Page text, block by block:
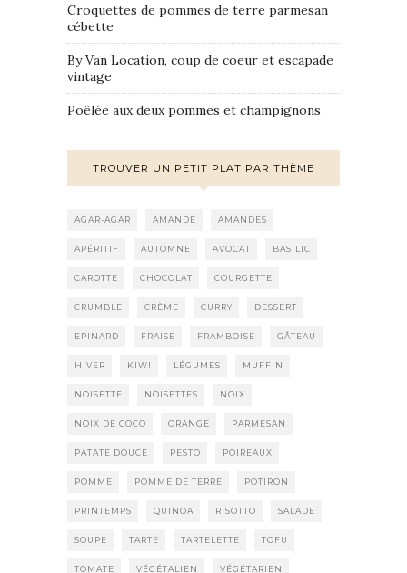
Croquettes de pommes de terre parmesan
cébette
By Van Location, coup de coeur et escapade
vintage
Poêlée aux deux pommes et champignons
TROUVER UN PETIT PLAT PAR THÈME
AGAR-AGAR AMANDE AMANDES
APÉRITIF AUTOMNE AVOCAT BASILIC
CAROTTE CHOCOLAT COURGETTE
CRUMBLE CRÈME CURRY DESSERT
EPINARD FRAISE FRAMBOISE GÂTEAU
HIVER KIWI LÉGUMES MUFFIN
NOISETTE NOISETTES NOIX
NOIX DE COCO ORANGE PARMESAN
PATATE DOUCE PESTO POIREAUX
POMME POMME DE TERRE POTIRON
PRINTEMPS QUINOA RISOTTO SALADE
SOUPE TARTE TARTELETTE TOFU
TOMATE VÉGÉTALIEN VÉGÉTARIEN